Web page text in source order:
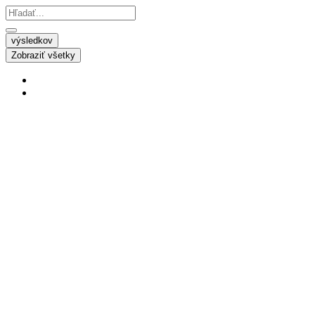
výsledkov
Zobraziť všetky